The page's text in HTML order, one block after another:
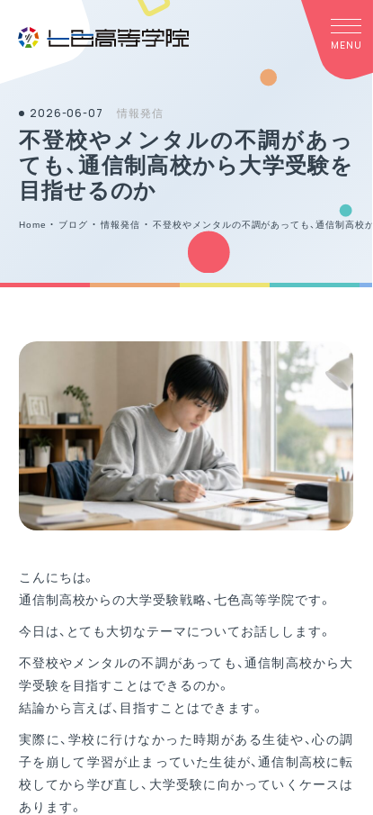
2026-06-07 情報発信
不登校やメンタルの不調があっ
ても、通信制高校から大学受験を
目指せるのか
Home ・ ブログ ・情報発信 ・ 不登校やメンタルの不調があっても、通信制高校
こんにちは。
通信制高校からの大学受験戦略、七色高等学院です。
今日は、とても大切なテーマについてお話しします。
不登校やメンタルの不調があっても、通信制高校から大
学受験を目指すことはできるのか。
結論から言えば、目指すことはできます。
実際に、学校に行けなかった時期がある生徒や、心の調
子を崩して学習が止まっていた生徒が、通信制高校に転
校してから学び直し、大学受験に向かっていくケースは
あります。